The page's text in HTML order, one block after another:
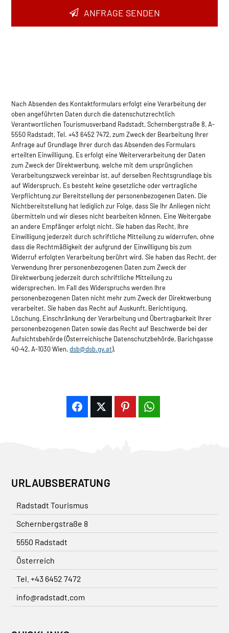
ANFRAGE SENDEN
Nach Absenden des Kontaktformulars erfolgt eine Verarbeitung der
oben angeführten Daten durch die datenschutzrechtlich
Verantwortlichen Tourismusverband Radstadt, Schernbergstraße 8, A-
5550 Radstadt, Tel. +43 6452 7472, zum Zweck der Bearbeitung Ihrer
Anfrage auf Grundlage Ihrer durch das Absenden des Formulars
erteilten Einwilligung. Es erfolgt eine Weiterverarbeitung der Daten
zum Zweck der Direktwerbung, welche mit dem ursprünglichen
Verarbeitungszweck vereinbar ist, auf derselben Rec­htsgrundlage bis
auf Widerspruch. Es besteht keine gesetzliche oder vertragliche
Verpflichtung zur Bereitstellung der personenbezogenen Daten. Die
Nichtbereitstellung hat lediglich zur Folge, dass Sie Ihr Anliegen nicht
übermitteln und wir dieses nicht bearbeiten können. Eine Weitergabe
an andere Empfänger erfolgt nicht. Sie haben das Recht, Ihre
Einwilligung jederzeit durch schriftliche Mitteilung zu widerrufen, ohne
dass die Rechtmäßigkeit der aufgrund der Einwilligung bis zum
Widerruf erfolgten Verarbeitung berührt wird. Sie haben das Recht, der
Verwendung Ihrer personenbezogenen Daten zum Zweck der
Direktwerbung jederzeit durch schriftliche Mitteilung zu
widersprechen. Im Fall des Widerspruchs werden Ihre
personenbezogenen Daten nicht mehr zum Zweck der Direktwerbung
verarbeitet. Sie haben das Recht auf Auskunft, Berichtigung,
Löschung, Einschränkung der Verarbeitung und Übertragbarkeit Ihrer
personenbezogenen Daten sowie das Recht auf Beschwerde bei der
Aufsichtsbehörde (Österreichische Datenschutzbehörde, Barichgasse
40-42, A-1030 Wien,dsb@dsb.gv.at).
URLAUBSBERATUNG
Radstadt Tourismus
Schernbergstraße 8
5550 Radstadt
Österreich
Tel. +43 6452 7472
info@radstadt.com